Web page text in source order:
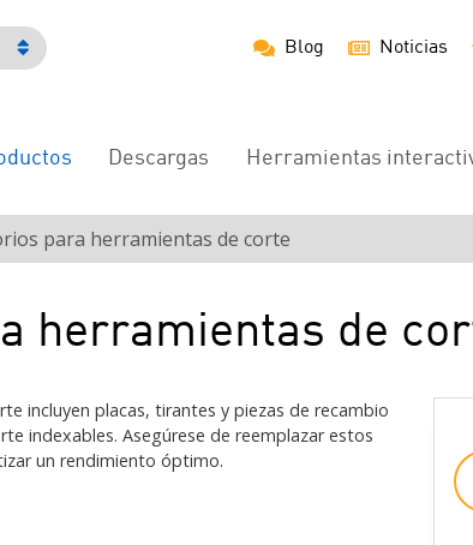
Blog Noticias
Descargas Herramientas
para herramientas de corte
herramientas de
incluyen placas, tirantes y piezas de recambio
indexables. Asegúrese de reemplazar estos
un rendimiento óptimo.